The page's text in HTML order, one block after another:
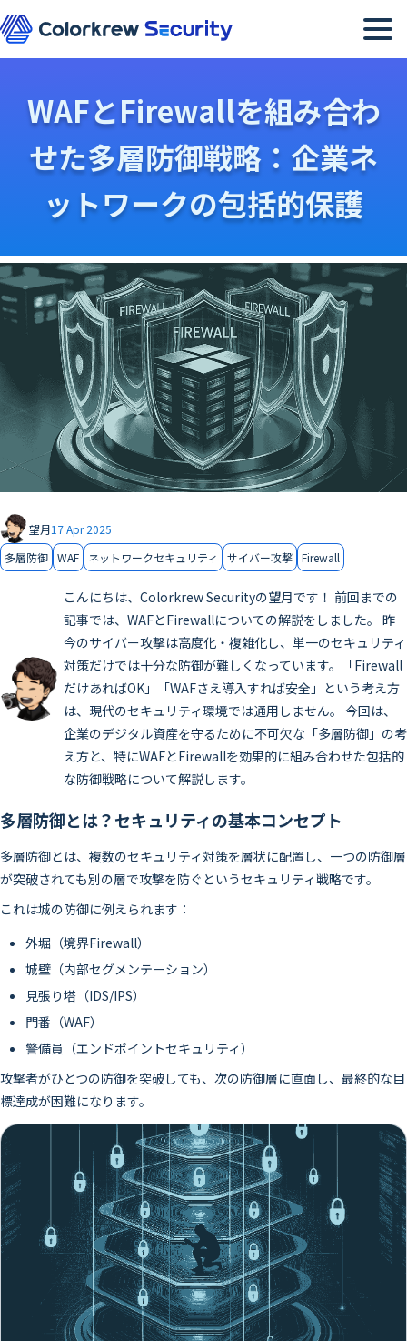
WAFとFirewallを組み合わ
せた多層防御戦略：企業ネ
ットワークの包括的保護
望月17 Apr 2025
多層防御 WAF ネットワークセキュリティ サイバー攻撃 Firewall
こんにちは、Colorkrew Securityの望月です！ 前回までの
記事では、WAFとFirewallについての解説をしました。 昨
今のサイバー攻撃は高度化・複雑化し、単一のセキュリティ
対策だけでは十分な防御が難しくなっています。「Firewall
だけあればOK」「WAFさえ導入すれば安全」という考え方
は、現代のセキュリティ環境では通用しません。 今回は、
企業のデジタル資産を守るために不可欠な「多層防御」の考
え方と、特にWAFとFirewallを効果的に組み合わせた包括的
な防御戦略について解説します。
多層防御とは？セキュリティの基本コンセプト
多層防御とは、複数のセキュリティ対策を層状に配置し、一つの防御層
が突破されても別の層で攻撃を防ぐというセキュリティ戦略です。
これは城の防御に例えられます：
外堀（境界Firewall）
城壁（内部セグメンテーション）
見張り塔（IDS/IPS）
門番（WAF）
警備員（エンドポイントセキュリティ）
攻撃者がひとつの防御を突破しても、次の防御層に直面し、最終的な目
標達成が困難になります。